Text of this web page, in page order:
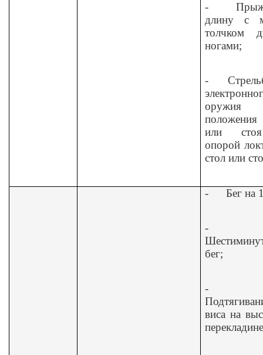
-
длину с
толчком
ногами;
-
положения
или
опорой
стол или
- Бег на
-
бег;
-
виса на